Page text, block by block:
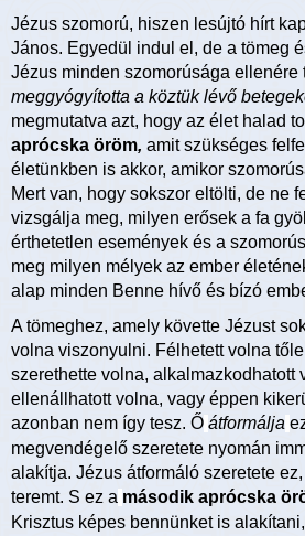
Jézus szomorú, hiszen lesújtó hírt
János. Egyedül indul el, de a tömeg
Jézus minden szomorúsága ellenére
meggyógyította a köztük lévő
megmutatva azt, hogy az élet halad
aprócska öröm, amit szükséges
életünkben is akkor, amikor
Mert van, hogy sokszor eltölti, de ne
vizsgálja meg, milyen erősek a fa
érthetetlen események és a
meg milyen mélyek az ember
alap minden Benne hívő és bízó
A tömeghez, amely követte Jézust
volna viszonyulni. Félhetett volna
szerethette volna, alkalmazkodhatott
ellenállhatott volna, vagy éppen
azonban nem így tesz. Ő átformálja
megvendégelő szeretete nyomán
alakítja. Jézus átformáló szeretete
teremt. S ez a második aprócska
Krisztus képes bennünket is